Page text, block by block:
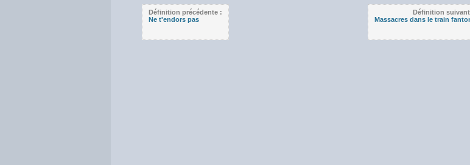
Définition précédente :
Ne t'endors pas
Définition
Massacres dans le train